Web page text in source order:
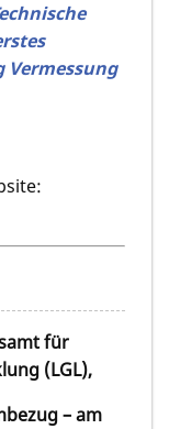
Vermessung
für
(LGL),
– am